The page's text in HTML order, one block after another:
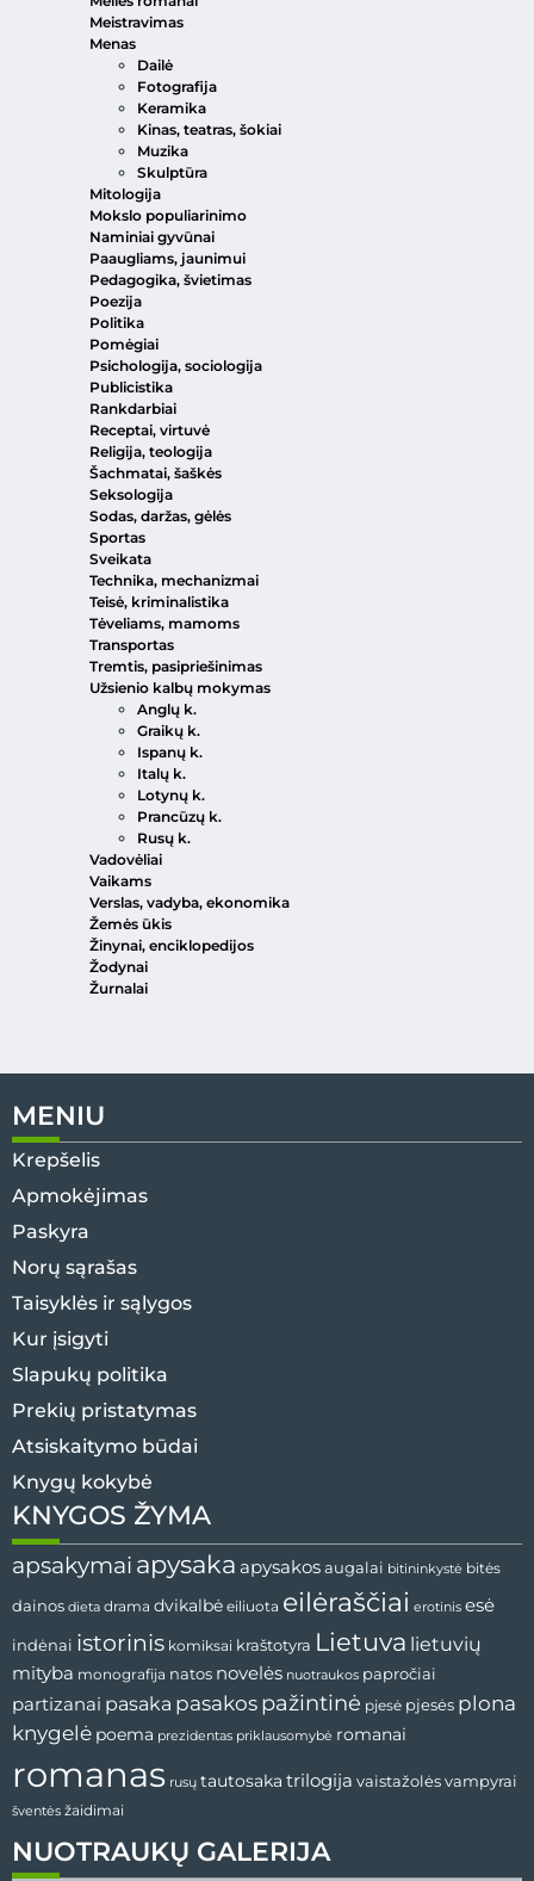
Meistravimas
Menas
Dailė
Fotografija
Keramika
Kinas, teatras, šokiai
Muzika
Skulptūra
Mitologija
Mokslo populiarinimo
Naminiai gyvūnai
Paaugliams, jaunimui
Pedagogika, švietimas
Poezija
Politika
Pomėgiai
Psichologija, sociologija
Publicistika
Rankdarbiai
Receptai, virtuvė
Religija, teologija
Šachmatai, šaškės
Seksologija
Sodas, daržas, gėlės
Sportas
Sveikata
Technika, mechanizmai
Teisė, kriminalistika
Tėveliams, mamoms
Transportas
Tremtis, pasipriešinimas
Užsienio kalbų mokymas
Anglų k.
Graikų k.
Ispanų k.
Italų k.
Lotynų k.
Prancūzų k.
Rusų k.
Vadovėliai
Vaikams
Verslas, vadyba, ekonomika
Žemės ūkis
Žinynai, enciklopedijos
Žodynai
Žurnalai
MENIU
Krepšelis
Apmokėjimas
Paskyra
Norų sąrašas
Taisyklės ir sąlygos
Kur įsigyti
Slapukų politika
Prekių pristatymas
Atsiskaitymo būdai
Knygų kokybė
NUOTRAUKŲ GALERIJA
KNYGOS ŽYMA
apsakymai apysaka apysakos augalai bitininkystė bitės
dainos dieta drama dvikalbė eiliuota eilėraščiai erotinis esė
indėnai istorinis komiksai kraštotyra Lietuva lietuvių
mityba monografija natos novelės nuotraukos papročiai
partizanai pasaka pasakos pažintinė pjesė pjesės plona
knygelė poema prezidentas priklausomybė romanai
romanas rusų tautosaka trilogija vaistažolėsvampyrai
šventės žaidimai